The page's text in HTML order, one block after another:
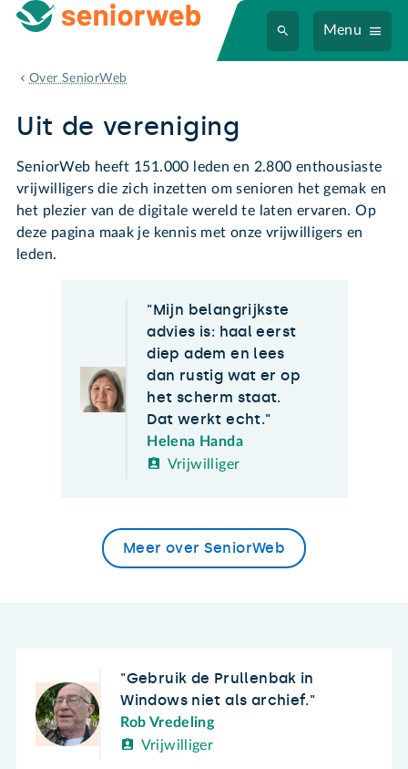
Menu
Over SeniorWeb
Uit de vereniging
Uit de vereniging
SeniorWeb heeft 151.000 leden en 2.800 enthousiaste
vrijwilligers die zich inzetten om senioren het gemak en
het plezier van de digitale wereld te laten ervaren. Op
deze pagina maak je kennis met onze vrijwilligers en
leden.
Meer over SeniorWeb
Mijn belangrijkste
advies is: haal eerst
diep adem en lees
dan rustig wat er op
het scherm staat.
Dat werkt echt.
Helena Handa
Vrijwilliger
Gebruik de Prullenbak in
Windows niet als archief.
Rob Vredeling
Vrijwilliger